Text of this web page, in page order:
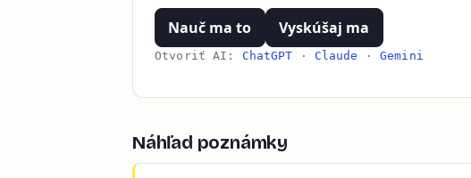
Nauč ma to Vyskúšaj ma
Otvoriť AI: ChatGPT · Claude ·Gemini
Náhľad poznámky